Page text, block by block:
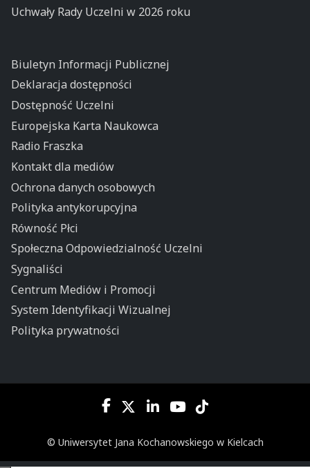
Uchwały Rady Uczelni w 2026 roku
Biuletyn Informacji Publicznej
Deklaracja dostępności
Dostępność Uczelni
Europejska Karta Naukowca
Radio Fraszka
Kontakt dla mediów
Ochrona danych osobowych
Polityka antykorupcyjna
Równość Płci
Społeczna Odpowiedzialność Uczelni
Sygnaliści
Centrum Mediów i Promocji
System Identyfikacji Wizualnej
Polityka prywatności
© Uniwersytet Jana Kochanowskiego w Kielcach